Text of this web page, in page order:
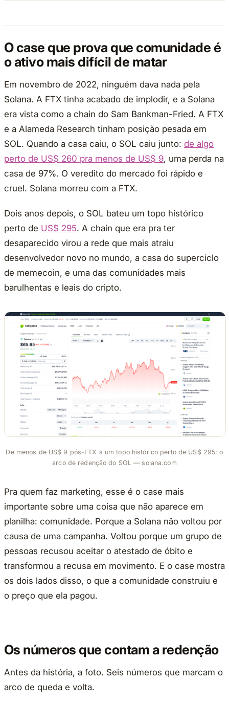
O case que prova que comunidade é
o ativo mais difícil de matar
Em novembro de 2022, ninguém dava nada pela
Solana. A FTX tinha acabado de implodir, e a Solana
era vista como a chain do Sam Bankman-Fried. A FTX
e a Alameda Research tinham posição pesada em
SOL. Quando a casa caiu, o SOL caiu junto: de algo
perto de US$ 260 pra menos de US$ 9, uma perda na
casa de 97%. O veredito do mercado foi rápido e
cruel. Solana morreu com a FTX.
Dois anos depois, o SOL bateu um topo histórico
perto de US$ 295. A chain que era pra ter
desaparecido virou a rede que mais atraiu
desenvolvedor novo no mundo, a casa do superciclo
de memecoin, e uma das comunidades mais
barulhentas e leais do cripto.
De menos de US$ 9 pós-FTX a um topo histórico perto de US$ 295: o
arco de redenção do SOL — solana.com
Pra quem faz marketing, esse é o case mais
importante sobre uma coisa que não aparece em
planilha: comunidade. Porque a Solana não voltou por
causa de uma campanha. Voltou porque um grupo de
pessoas recusou aceitar o atestado de óbito e
transformou a recusa em movimento. E o case mostra
os dois lados disso, o que a comunidade construiu e
o preço que ela pagou.
Os números que contam a redenção
Antes da história, a foto. Seis números que marcam o
arco de queda e volta.